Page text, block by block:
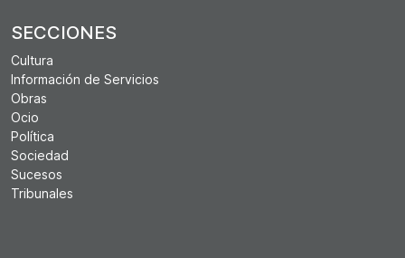
SECCIONES
Cultura
Información de Servicios
Obras
Ocio
Política
Sociedad
Sucesos
Tribunales